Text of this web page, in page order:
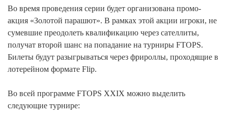
Во время проведения серии будет организована промо-
акция «Золотой парашют». В рамках этой акции игроки, не
сумевшие преодолеть квалификацию через сателлиты,
получат второй шанс на попадание на турниры FTOPS.
Билеты будут разыгрываться через фрироллы, проходящие в
лотерейном формате Flip.
Во всей программе FTOPS XXIX можно выделить
следующие турнире: